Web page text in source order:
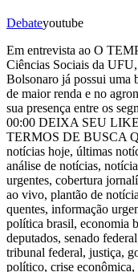
Debateyoutube
Em entrevista ao O
Ciências Sociais da
Bolsonaro já possui uma
de maior renda e no
sua presença entre os
00:00 DEIXA SEU
TERMOS DE BUSCA
notícias hoje, últimas
análise de notícias,
urgentes, cobertura
ao vivo, plantão de
quentes, informação
política brasil, economia
deputados, senado
tribunal federal, justiça,
político, crise